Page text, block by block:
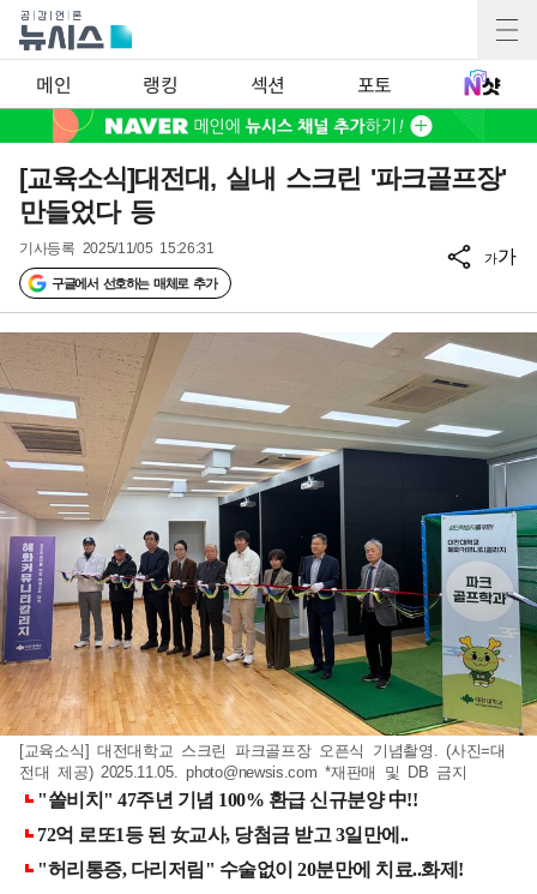
메인 랭킹 섹션 포토
[교육소식]대전대, 실내 스크린 '파크골프장'
만들었다 등
기사등록 2025/11/05 15:26:31
구글에서 선호하는 매체로 추가
가가
[교육소식] 대전대학교 스크린 파크골프장 오픈식 기념촬영. (사진=대
전대 제공) 2025.11.05.photo@newsis.com *재판매 및 DB 금지